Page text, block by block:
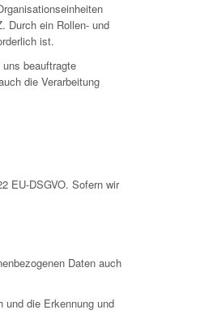
Durch ein Rollen- und
ist.
beauftragte
die Verarbeitung
EU-DSGVO. Sofern wir
Daten auch
und die Erkennung und